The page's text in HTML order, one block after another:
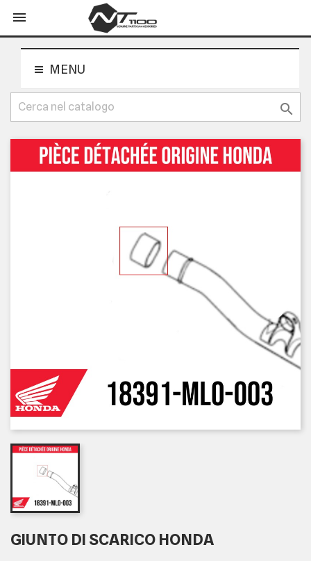

MENU

GIUNTO DI SCARICO HONDA